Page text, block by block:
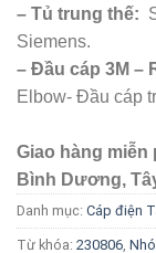
– Tủ trung thế:
Siemens.
– Đầu cáp 3M –
Elbow- Đầu cáp
Giao hàng
Bình Dương,
Danh mục: Cáp điện
Từ khóa: 230806